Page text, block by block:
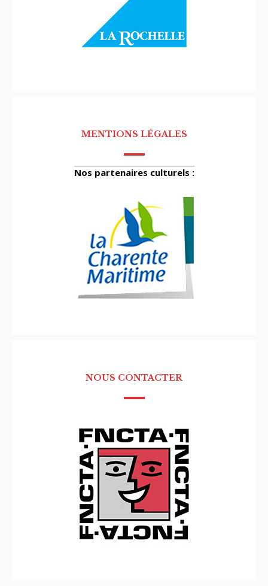
MENTIONS LÉGALES
Nos partenaires culturels :
NOUS CONTACTER